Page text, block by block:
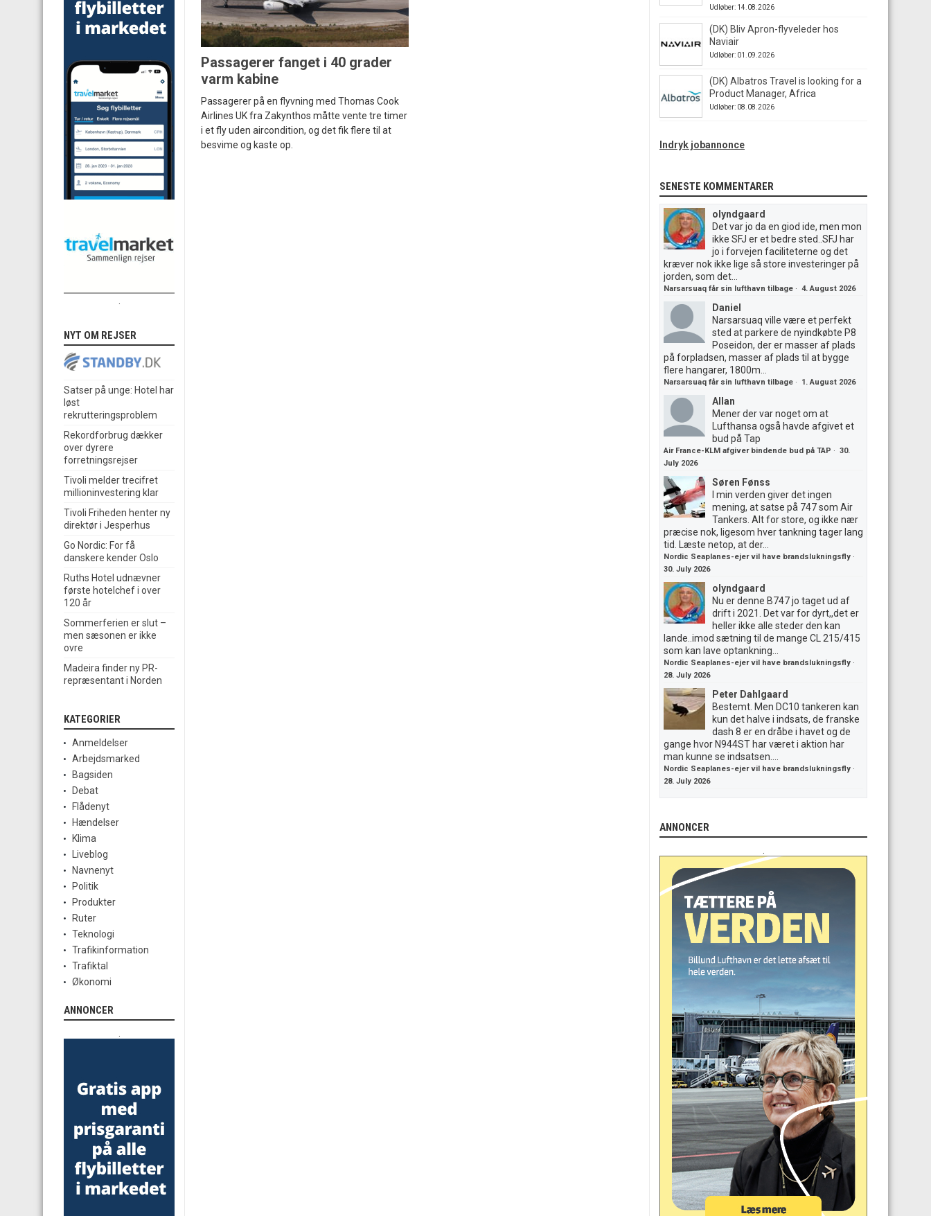
Passagerer fanget i 40 grader
varm kabine
Passagerer på en flyvning med Thomas Cook
Airlines UK fra Zakynthos måtte vente tre timer
i et fly uden aircondition, og det fik flere til at
besvime og kaste op.
NYT OM REJSER
Satser på unge: Hotel har
løst
rekrutteringsproblem
Rekordforbrug dækker
over dyrere
forretningsrejser
Tivoli melder trecifret
millioninvestering klar
Tivoli Friheden henter ny
direktør i Jesperhus
Go Nordic: For få
danskere kender Oslo
Ruths Hotel udnævner
første hotelchef i over
120 år
Sommerferien er slut –
men sæsonen er ikke
ovre
Madeira finder ny PR-
repræsentant i Norden
KATEGORIER
Anmeldelser
Arbejdsmarked
Bagsiden
Debat
Flådenyt
Hændelser
Klima
Liveblog
Navnenyt
Politik
Produkter
Ruter
Teknologi
Trafikinformation
Trafiktal
Økonomi
ANNONCER
Udløber: 14.08.2026
(DK) Bliv Apron-flyveleder hos
Naviair
Udløber: 01.09.2026
(DK) Albatros Travel is looking for a
Product Manager, Africa
Udløber: 08.08.2026
Indryk jobannonce
SENESTE KOMMENTARER
olyndgaard
Det var jo da en giod ide, men mon
ikke SFJ er et bedre sted..SFJ har
jo i forvejen faciliteterne og det
kræver nok ikke lige så store investeringer på
jorden, som det...
Narsarsuaq får sin lufthavn tilbage · 4. August 2026
Daniel
Narsarsuaq ville være et perfekt
sted at parkere de nyindkøbte P8
Poseidon, der er masser af plads
på forpladsen, masser af plads til at bygge
flere hangarer, 1800m...
Narsarsuaq får sin lufthavn tilbage · 1. August 2026
Allan
Mener der var noget om at
Lufthansa også havde afgivet et
bud på Tap
Air France-KLM afgiver bindende bud på TAP · 30.
July 2026
Søren Fønss
I min verden giver det ingen
mening, at satse på 747 som Air
Tankers. Alt for store, og ikke nær
præcise nok, ligesom hver tankning tager lang
tid. Læste netop, at der...
Nordic Seaplanes-ejer vil have brandslukningsfly ·
30. July 2026
olyndgaard
Nu er denne B747 jo taget ud af
drift i 2021. Det var for dyrt,,det er
heller ikke alle steder den kan
lande..imod sætning til de mange CL 215/415
som kan lave optankning...
Nordic Seaplanes-ejer vil have brandslukningsfly ·
28. July 2026
Peter Dahlgaard
Bestemt. Men DC10 tankeren kan
kun det halve i indsats, de franske
dash 8 er en dråbe i havet og de
gange hvor N944ST har været i aktion har
man kunne se indsatsen....
Nordic Seaplanes-ejer vil have brandslukningsfly ·
28. July 2026
ANNONCER